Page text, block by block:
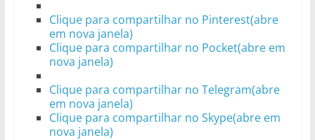
Clique para compartilhar no Pinterest(abre
em nova janela)
Clique para compartilhar no Pocket(abre em
nova janela)
Clique para compartilhar no Telegram(abre
em nova janela)
Clique para compartilhar no Skype(abre em
nova janela)